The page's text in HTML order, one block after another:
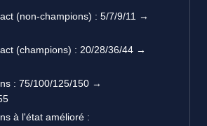
(non-champions) : 5/7/9/11 →
(champions) : 20/28/36/44 →
: 75/100/125/150 →
à l'état amélioré :